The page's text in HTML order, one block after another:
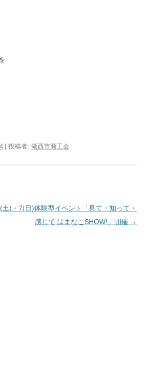
投稿者: 湖西市商工会
土)・7(日)体験型イベント「見て・知って・
感じて はまなこSHOW!」開催 →